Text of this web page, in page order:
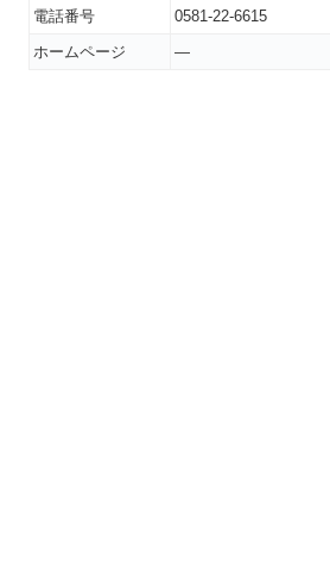
電話番号
0581-22-6615
ホームページ
―